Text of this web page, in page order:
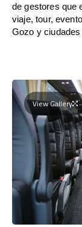
de gestores que
viaje, tour,
Gozo y
View Gallery